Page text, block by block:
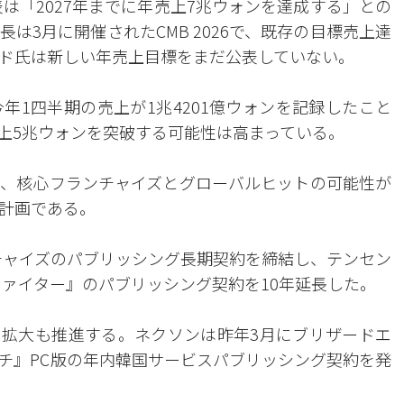
「2027年までに年売上7兆ウォンを達成する」との
は3月に開催されたCMB 2026で、既存の目標売上達
は新しい年売上目標をまだ公表していない。
1四半期の売上が1兆4201億ウォンを記録したこと
兆ウォンを突破する可能性は高まっている。
核心フランチャイズとグローバルヒットの可能性が
画である。
イズのパブリッシング長期契約を締結し、テンセン
イター』のパブリッシング契約を10年延長した。
大も推進する。ネクソンは昨年3月にブリザードエ
』PC版の年内韓国サービスパブリッシング契約を発